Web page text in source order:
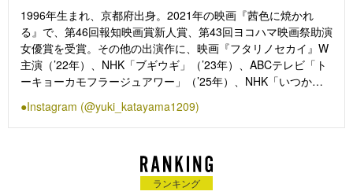
1996年生まれ、京都府出身。2021年の映画『茜色に焼かれ
る』で、第46回報知映画賞新人賞、第43回ヨコハマ映画祭助演
女優賞を受賞。その他の出演作に、映画『フタリノセカイ』W
主演（’22年）、NHK「ブギウギ」（’23年）、ABCテレビ「ト
ーキョーカモフラージュアワー」（’25年）、NHK「いつか、
開いてますよ」（‘26年）などがある。 ファッションモデルと
しても数々の広告や媒体で活躍中。
Instagram (@yuki_katayama1209)
ランキング